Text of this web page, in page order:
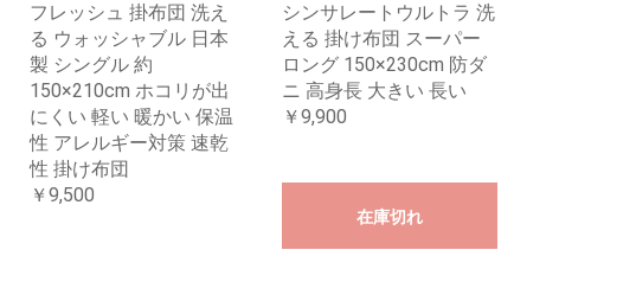
フレッシュ 掛布団 洗え
る ウォッシャブル 日本
製 シングル 約
150×210cm ホコリが出
にくい 軽い 暖かい 保温
性 アレルギー対策 速乾
性 掛け布団
￥9,500
シンサレートウルトラ 洗
える 掛け布団 スーパー
ロング 150×230cm 防ダ
ニ 高身長 大きい 長い
￥9,900
在庫切れ